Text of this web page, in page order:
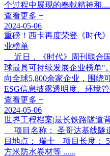
个过程中展现的奉献精神和
查看更多 +
2024-05-06
重磅！西卡再度荣登《时代
业榜单
近日，《时代》周刊联合国
球最具可持续发展企业榜单"
向全球5,800余家企业，围绕
ESG信息披露透明度、环境
查看更多 +
2024-05-06
世界工程档案|最长铁路隧道
项目名称： 圣哥达基线隧
目地点： 瑞士 项目长度：
方米防水卷材等 ......